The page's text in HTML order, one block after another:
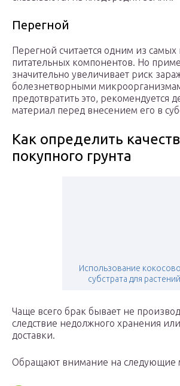
Перегной
Перегной считается одним из
питательных компонентов. Но
значительно увеличивает риск
болезнетворными
предотвратить это, рекомендуется
материал перед внесением его в
Как определить
покупного грунта
Использование
субстрата для растений
Чаще всего брак бывает не
следствие недолжного хранения
доставки.
Обращают внимание на следующие